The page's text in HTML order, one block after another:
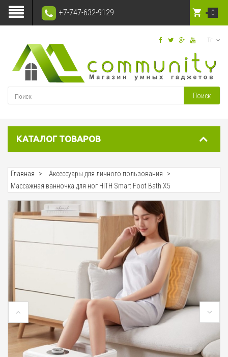
+7-747-632-9129
Тг
Поиск
0
КАТАЛОГ ТОВАРОВ
Главная
Аксессуары для личного пользования
Массажная ванночка для ног HITH Smart Foot Bath X5